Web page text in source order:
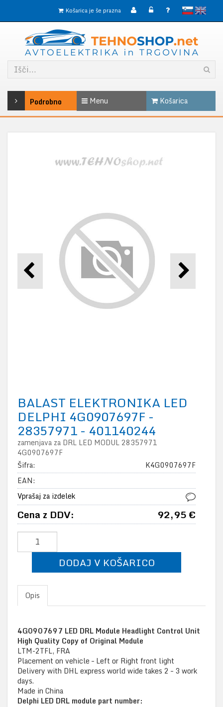
slovenskoEnglish
Košarica je še prazna
Podrobno Menu Košarica
BALAST ELEKTRONIKA LED
DELPHI 4G0907697F -
28357971 - 401140244
zamenjava za DRL LED MODUL 28357971
4G0907697F
Šifra:
K4G0907697F
EAN:
Vprašaj za izdelek
Cena z DDV: 92,95 €
DODAJ V KOŠARICO
Opis
4G0907697 LED DRL Module Headlight Control Unit
High Quality Copy of Original Module
LTM-2TFL, FRA
Placement on vehicle – Left or Right front light
Delivery with DHL express world wide takes 2 – 3 work
days.
Made in China
Delphi LED DRL module part number: